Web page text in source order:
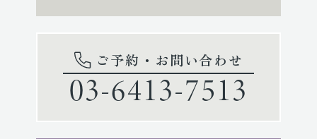
ご予約・お問い合わせ
03-6413-7513